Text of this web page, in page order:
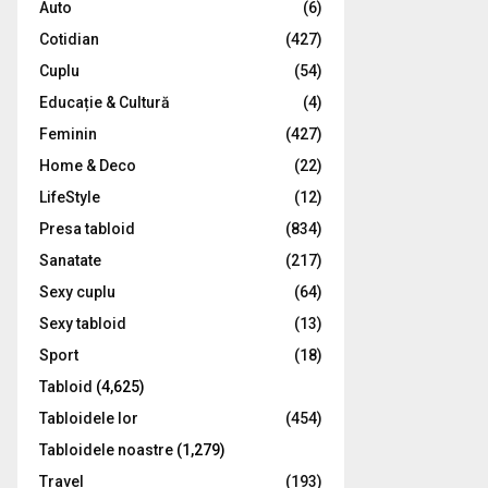
:
C
Auto
(6)
Cotidian
(427)
Cuplu
(54)
Educație & Cultură
(4)
Feminin
(427)
Home & Deco
(22)
LifeStyle
(12)
Presa tabloid
(834)
Sanatate
(217)
Sexy cuplu
(64)
Sexy tabloid
(13)
Sport
(18)
Tabloid (4,625)
Tabloidele lor
(454)
Tabloidele noastre (1,279)
Travel
(193)